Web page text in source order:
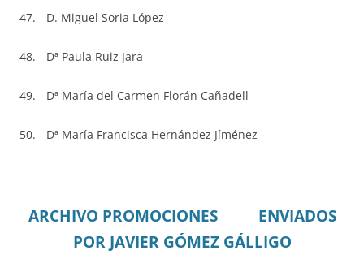
47.- D. Miguel Soria López
48.- Dª Paula Ruiz Jara
49.- Dª María del Carmen Florán Cañadell
50.- Dª María Francisca Hernández Jíménez
ARCHIVO PROMOCIONES
ENVIADOS
POR JAVIER GÓMEZ GÁLLIGO